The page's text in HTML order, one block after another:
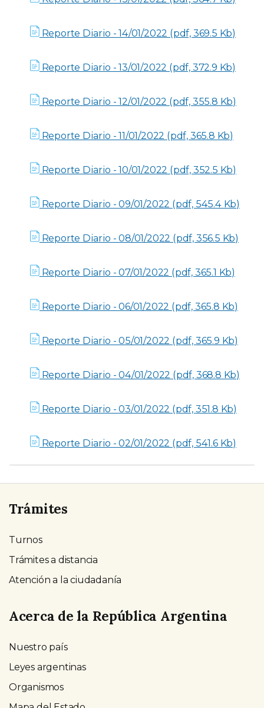
Reporte Diario - 14/01/2022 (pdf, 369.5 Kb)
Reporte Diario - 13/01/2022 (pdf, 372.9 Kb)
Reporte Diario - 12/01/2022 (pdf, 355.8 Kb)
Reporte Diario - 11/01/2022 (pdf, 365.8 Kb)
Reporte Diario - 10/01/2022 (pdf, 352.5 Kb)
Reporte Diario - 09/01/2022 (pdf, 545.4 Kb)
Reporte Diario - 08/01/2022 (pdf, 356.5 Kb)
Reporte Diario - 07/01/2022 (pdf, 365.1 Kb)
Reporte Diario - 06/01/2022 (pdf, 365.8 Kb)
Reporte Diario - 05/01/2022 (pdf, 365.9 Kb)
Reporte Diario - 04/01/2022 (pdf, 368.8 Kb)
Reporte Diario - 03/01/2022 (pdf, 351.8 Kb)
Reporte Diario - 02/01/2022 (pdf, 541.6 Kb)
Trámites
Turnos
Trámites a distancia
Atención a la ciudadanía
Acerca de la República Argentina
Nuestro país
Leyes argentinas
Organismos